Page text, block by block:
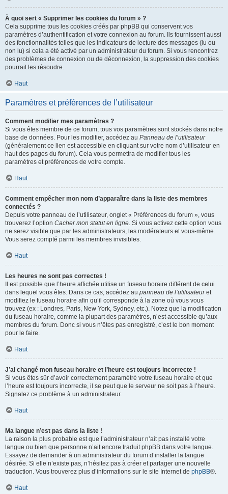
À quoi sert « Supprimer les cookies du forum » ?
Cela supprime tous les cookies créés par phpBB qui conservent vos
paramètres d’authentification et votre connexion au forum. Ils fournissent aussi
des fonctionnalités telles que les indicateurs de lecture des messages (lu ou
non lu) si cela a été activé par un administrateur du forum. Si vous rencontrez
des problèmes de connexion ou de déconnexion, la suppression des cookies
pourrait les résoudre.
Haut
Paramètres et préférences de l’utilisateur
Comment modifier mes paramètres ?
Si vous êtes membre de ce forum, tous vos paramètres sont stockés dans notre
base de données. Pour les modifier, accédez au Panneau de l’utilisateur
(généralement ce lien est accessible en cliquant sur votre nom d’utilisateur en
haut des pages du forum). Cela vous permettra de modifier tous les
paramètres et préférences de votre compte.
Haut
Comment empêcher mon nom d’apparaître dans la liste des membres
connectés ?
Depuis votre panneau de l’utilisateur, onglet « Préférences du forum », vous
trouverez l’option Cacher mon statut en ligne. Si vous activez cette option vous
ne serez visible que par les administrateurs, les modérateurs et vous-même.
Vous serez compté parmi les membres invisibles.
Haut
Les heures ne sont pas correctes !
Il est possible que l’heure affichée utilise un fuseau horaire différent de celui
dans lequel vous êtes. Dans ce cas, accédez au panneau de l’utilisateuret
modifiez le fuseau horaire afin qu’il corresponde à la zone où vous vous
trouvez (ex : Londres, Paris, New York, Sydney, etc.). Notez que la modification
du fuseau horaire, comme la plupart des paramètres, n’est accessible qu’aux
membres du forum. Donc si vous n’êtes pas enregistré, c’est le bon moment
pour le faire.
Haut
J’ai changé mon fuseau horaire et l’heure est toujours incorrecte !
Si vous êtes sûr d’avoir correctement paramétré votre fuseau horaire et que
l’heure est toujours incorrecte, il se peut que le serveur ne soit pas à l’heure.
Signalez ce problème à un administrateur.
Haut
Ma langue n’est pas dans la liste !
La raison la plus probable est que l’administrateur n’ait pas installé votre
langue ou bien que personne n’ait encore traduit phpBB dans votre langue.
Essayez de demander à un administrateur du forum d’installer la langue
désirée. Si elle n’existe pas, n’hésitez pas à créer et partager une nouvelle
traduction. Vous trouverez plus d’informations sur le site Internet de phpBB®.
Haut